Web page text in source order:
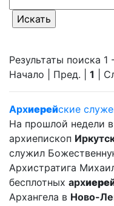
Результаты поиска 1
Начало | Пред. | 1 |
Архиерейские
На прошлой недели
архиепископ
служил
Архистратига
бесплотных арх
Архангела в Ново-